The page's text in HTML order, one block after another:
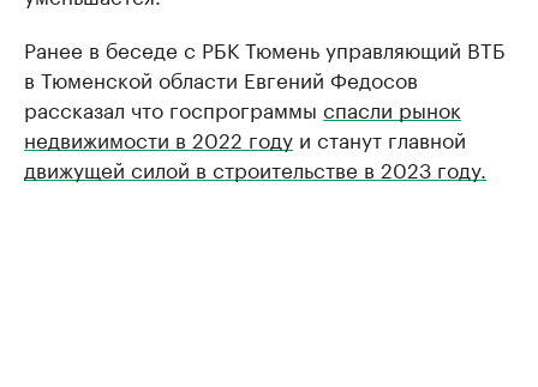
Ранее в беседе с РБК Тюмень управляющий ВТБ
в Тюменской области Евгений Федосов
рассказал что госпрограммы спасли рынок
недвижимости в 2022 году и станут главной
движущей силой в строительстве в 2023 году.